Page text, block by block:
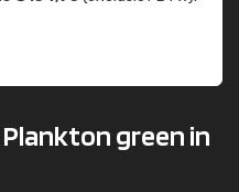
Plankton green in